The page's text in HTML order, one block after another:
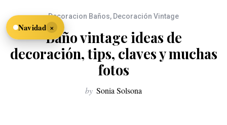
Decoracion Baños, Decoración Vintage
Baño vintage ideas de
decoración, tips, claves y muchas
fotos
by Sonia Solsona
Navidad ×